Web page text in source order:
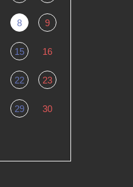
8 9
15 16
22 23
29 30